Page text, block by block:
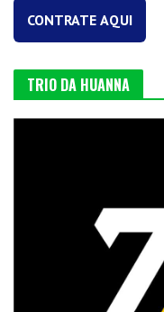
CONTRATE AQUI
TRIO DA HUANNA